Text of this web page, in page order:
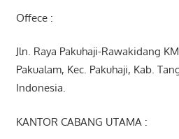
Offece :
Jln. Raya Pakuhaji-Rawakidang
Pakualam, Kec. Pakuhaji, Kab.
Indonesia.
KANTOR CABANG UTAMA :